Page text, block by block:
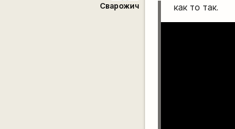
Сварожич как то так.